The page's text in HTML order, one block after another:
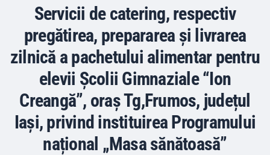
Servicii de catering, respectiv
pregătirea, prepararea și livrarea
zilnică a pachetului alimentar pentru
elevii Școlii Gimnaziale “Ion
Creangă”, oraș Tg,Frumos, județul
Iași, privind instituirea Programului
național „Masa sănătoasă”